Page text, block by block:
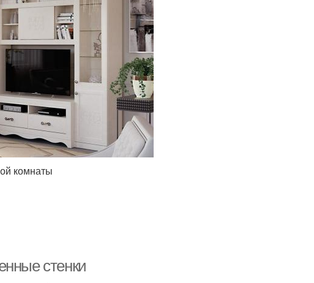
комнаты
стенки